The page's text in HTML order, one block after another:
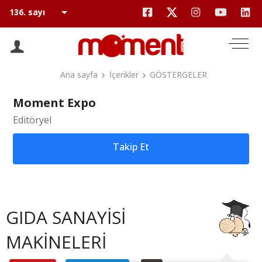
Ana sayfa İçerikler GÖSTERGELER
Moment Expo
Editöryel
Takip Et
GIDA SANAYİSİ
MAKİNELERİ